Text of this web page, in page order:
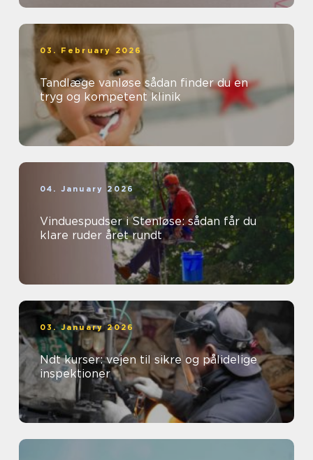
03. February 2026
Tandlæge vanløse sådan finder du en
tryg og kompetent klinik
04. January 2026
Vinduespudser i Stenløse: sådan får du
klare ruder året rundt
03. January 2026
Ndt kurser: vejen til sikre og pålidelige
inspektioner